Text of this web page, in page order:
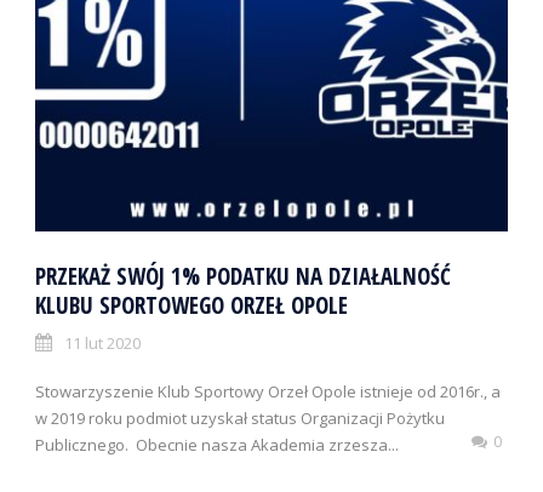
PRZEKAŻ SWÓJ 1️% PODATKU NA DZIAŁALNOŚĆ
KLUBU SPORTOWEGO ORZEŁ OPOLE
11 lut 2020
Stowarzyszenie Klub Sportowy Orzeł Opole istnieje od 2016r., a
w 2019 roku podmiot uzyskał status Organizacji Pożytku
Publicznego. Obecnie nasza Akademia zrzesza...
0